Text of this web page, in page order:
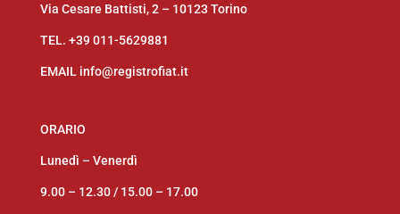
Via Cesare Battisti, 2 – 10123 Torino
TEL. +39 011-5629881
EMAIL info@registrofiat.it
ORARIO
Lunedì – Venerdì
9.00 – 12.30 / 15.00 – 17.00